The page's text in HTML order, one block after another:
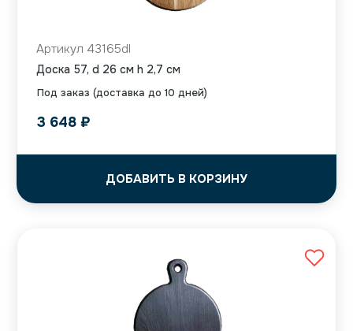
Под заказ (доставка до 10 дней)
Артикул 43165dl
Доска 57, d 26 см h 2,7 см
3 648 ₽
ДОБАВИТЬ В КОРЗИНУ